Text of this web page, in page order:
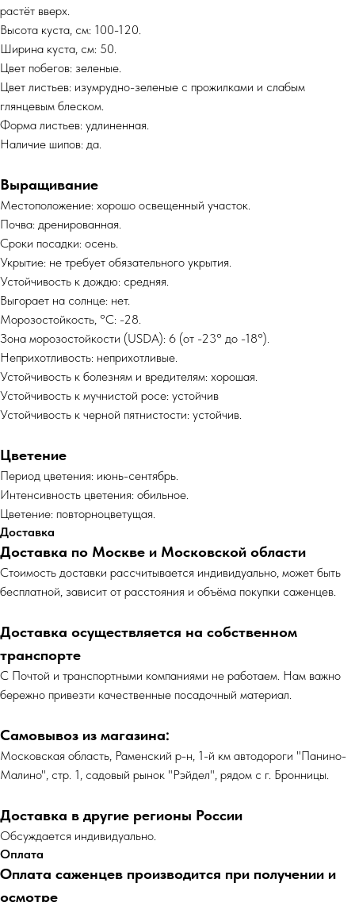
растёт вверх.
Высота куста, см: 100-120.
Ширина куста, см: 50.
Цвет побегов: зеленые.
Цвет листьев: изумрудно-зеленые с прожилками и слабым
глянцевым блеском.
Форма листьев: удлиненная.
Наличие шипов: да.
Выращивание
Местоположение: хорошо освещенный участок.
Почва: дренированная.
Сроки посадки: осень.
Укрытие: не требует обязательного укрытия.
Устойчивость к дождю: средняя.
Выгорает на солнце: нет.
Морозостойкость, °C: -28.
Зона морозостойкости (USDA): 6 (от -23° до -18°).
Неприхотливость: неприхотливые.
Устойчивость к болезням и вредителям: хорошая.
Устойчивость к мучнистой росе: устойчив
Устойчивость к черной пятнистости: устойчив.
Цветение
Период цветения: июнь-сентябрь.
Интенсивность цветения: обильное.
Цветение: повторноцветущая.
Доставка
Доставка по Москве и Московской области
Cтоимость доставки рассчитывается индивидуально, может быть
бесплатной, зависит от расстояния и объёма покупки саженцев.
Доставка осуществляется на собственном
транспорте
С Почтой и транспортными компаниями не работаем. Нам важно
бережно привезти качественные посадочный материал.
Самовывоз из магазина:
Московская область, Раменский р-н, 1-й км автодороги "Панино-
Малино", стр. 1, садовый рынок "Рэйдел", рядом с г. Бронницы.
Доставка в другие регионы России
Обсуждается индивидуально.
Оплата
Оплата саженцев производится при получении и
осмотре